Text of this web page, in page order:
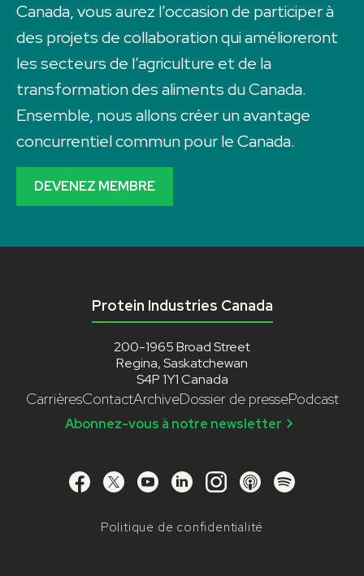
Canada, vous aurez l’occasion de participer à
des projets de collaboration qui amélioreront
les secteurs de l’agriculture et de la
transformation des aliments du Canada.
Ensemble, nous allons créer un avantage
concurrentiel commun pour le Canada.
DEVENEZ MEMBRE
Protein Industries Canada
200-1965 Broad Street
Regina, Saskatchewan
S4P 1Y1 Canada
CarrièresContactArchiveDossier de pressePodcast
Abonnez-vous à notre newsletter
Politique de confidentialité